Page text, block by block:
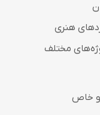
مختلف
و خاص